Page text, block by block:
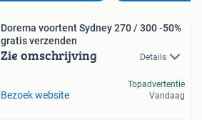
Dorema voortent Sydney 270 / 300 -50%
gratis verzenden
Zie omschrijving Details
Bezoek website
Topadvertentie
Vandaag